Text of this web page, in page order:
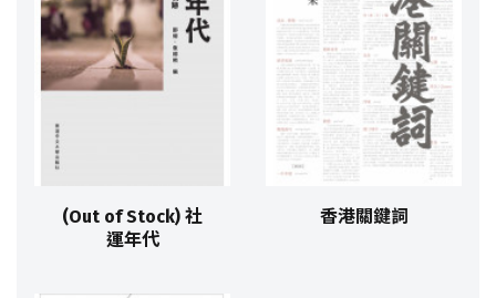
(Out of Stock) 社
運年代
香港關鍵詞